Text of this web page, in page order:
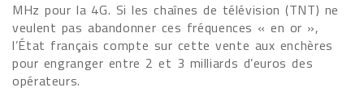
MHz pour la 4G. Si les chaînes de télévision (TNT) ne
veulent pas abandonner ces fréquences « en or »,
l’État français compte sur cette vente aux enchères
pour engranger entre 2 et 3 milliards d’euros des
opérateurs.